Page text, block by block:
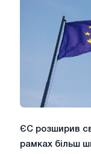
ЄС розширив
рамках більш